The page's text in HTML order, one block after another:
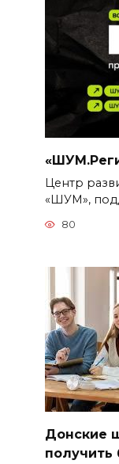
Центр
«ШУМ»,
80
Донские
получить